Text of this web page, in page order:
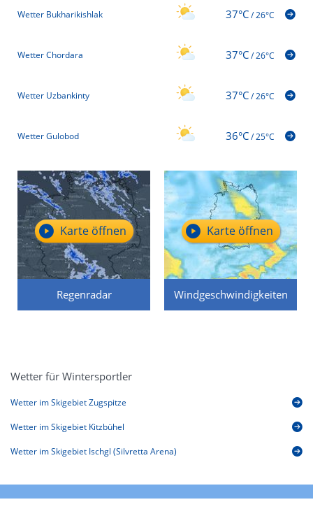
Wetter Bukharikishlak 37°C/26°C
Wetter Chordara 37°C/26°C
Wetter Uzbankinty 37°C/26°C
Wetter Gulobod 36°C/25°C
Regenradar
Karte öffnen
Windgeschwindigkeiten
Karte öffnen
Wetter für Wintersportler
Wetter im Skigebiet Zugspitze
Wetter im Skigebiet Kitzbühel
Wetter im Skigebiet Ischgl (Silvretta Arena)